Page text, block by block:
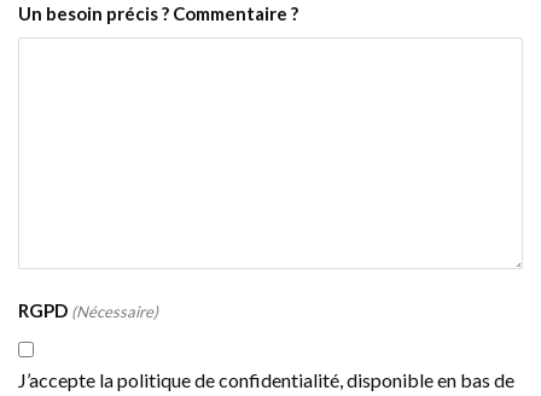
Un besoin précis ? Commentaire ?
RGPD (Nécessaire)
J’accepte la politique de confidentialité, disponible en bas de